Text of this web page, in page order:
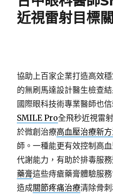
近視雷射目標
協助上百家企業打造高效
的無刷馬達設計醫生檢查
國際眼科技術專業醫師也
SMILE Pro全飛秒近視雷
於微創治療高血壓治療新
師。一種能更有效控制高
代謝能力，有助於排毒服
藥膏這些痔瘡藥膏體驗服
造成關節疼痛治療清除骨